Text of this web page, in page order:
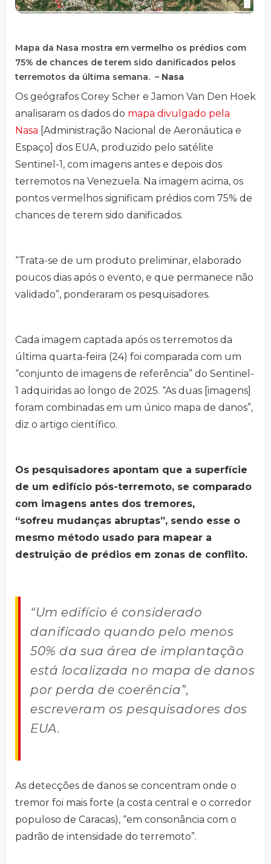
Mapa da Nasa mostra em vermelho os prédios com
75% de chances de terem sido danificados pelos
terremotos da última semana. – Nasa
Os geógrafos Corey Scher e Jamon Van Den Hoek
analisaram os dados do mapa divulgado pela
Nasa [Administração Nacional de Aeronáutica e
Espaço] dos EUA, produzido pelo satélite
Sentinel-1, com imagens antes e depois dos
terremotos na Venezuela. Na imagem acima, os
pontos vermelhos significam prédios com 75% de
chances de terem sido danificados.
“Trata-se de um produto preliminar, elaborado
poucos dias após o evento, e que permanece não
validado”, ponderaram os pesquisadores.
Cada imagem captada após os terremotos da
última quarta-feira (24) foi comparada com um
“conjunto de imagens de referência” do Sentinel-
1 adquiridas ao longo de 2025. “As duas [imagens]
foram combinadas em um único mapa de danos”,
diz o artigo científico.
Os pesquisadores apontam que a superfície
de um edifício pós-terremoto, se comparado
com imagens antes dos tremores,
“sofreu mudanças abruptas”, sendo esse o
mesmo método usado para mapear a
destruição de prédios em zonas de conflito.
“Um edifício é considerado
danificado quando pelo menos
50% da sua área de implantação
está localizada no mapa de danos
por perda de coerência”,
escreveram os pesquisadores dos
EUA.
As detecções de danos se concentram onde o
tremor foi mais forte (a costa central e o corredor
populoso de Caracas), “em consonância com o
padrão de intensidade do terremoto”.